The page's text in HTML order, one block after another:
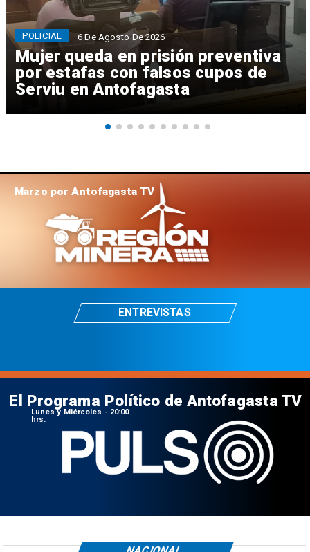
Mujer queda en prisión preventiva
por estafas con falsos cupos de
Serviu en Antofagasta
POLICIAL 6 De Agosto De 2026
Marzo por Antofagasta TV
ENTREVISTAS
El Programa Político de Antofagasta TV
Lunes y Miércoles - 20:00
hrs.